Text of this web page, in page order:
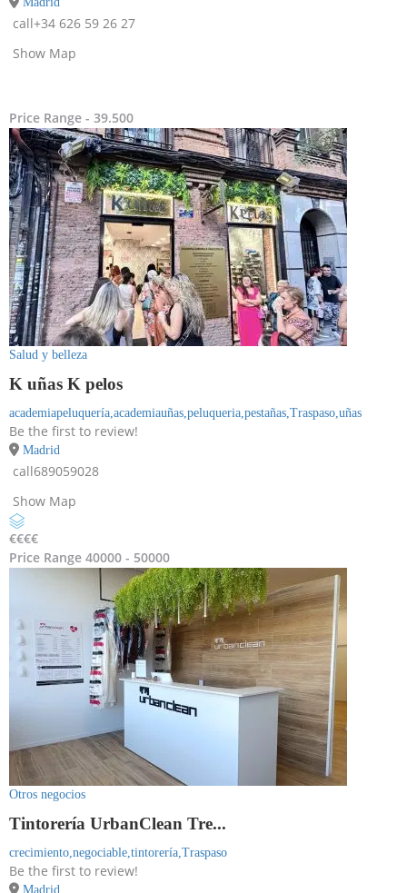
call+34 626 59 26 27
Show Map
Price Range - 39.500
Salud y belleza
K uñas K pelos
academiapeluquería,academiauñas,peluqueria,pestañas,Traspaso,uñas
Be the first to review!
Madrid
call689059028
Show Map
€€€€
Price Range 40000 - 50000
Otros negocios
Tintorería UrbanClean Tre...
crecimiento,negociable,tintorería,Traspaso
Be the first to review!
Madrid